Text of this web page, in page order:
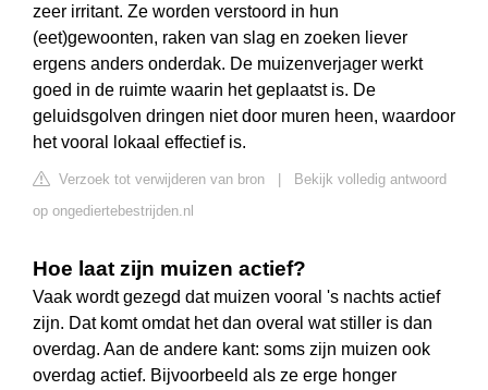
zeer irritant. Ze worden verstoord in hun
(eet)gewoonten, raken van slag en zoeken liever
ergens anders onderdak. De muizenverjager werkt
goed in de ruimte waarin het geplaatst is. De
geluidsgolven dringen niet door muren heen, waardoor
het vooral lokaal effectief is.
Verzoek tot verwijderen van bron
Bekijk volledig antwoord
op ongediertebestrijden.nl
Hoe laat zijn muizen actief?
Vaak wordt gezegd dat muizen vooral 's nachts actief
zijn. Dat komt omdat het dan overal wat stiller is dan
overdag. Aan de andere kant: soms zijn muizen ook
overdag actief. Bijvoorbeeld als ze erge honger